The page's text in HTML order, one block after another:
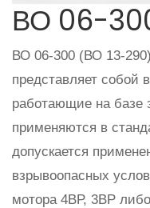
ВО 06-
ВО 06-300 (ВО 13-
представляет собой
работающие на базе
применяются в
допускается
взрывоопасных
мотора 4ВР, 3ВР